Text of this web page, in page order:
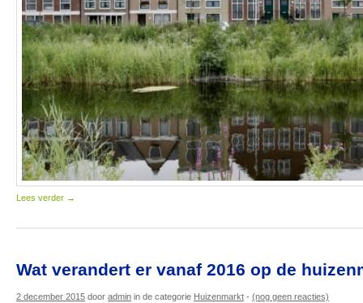
Lees verder →
Wat verandert er vanaf 2016 op de
2 december 2015 door admin in de categorie Huizenmarkt - (nog geen reacties)